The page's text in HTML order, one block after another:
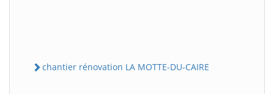
chantier rénovation LA MOTTE-DU-CAIRE